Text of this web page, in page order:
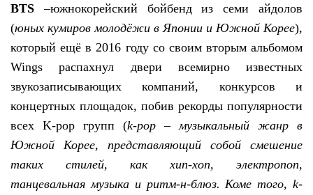
BTS–южнокорейский бойбенд из семи айдолов
(юных кумиров молодёжи в Японии и Южной Корее),
который ещё в 2016 году со своим вторым альбомом
Wings распахнул двери всемирно известных
звукозаписывающих компаний, конкурсов и
концертных площадок, побив рекорды популярности
всех K-pop групп (k-pop – музыкальный жанр в
Южной Корее, представляющий собой смешение
таких стилей, как хип-хоп, электропоп,
танцевальная музыка и ритм-н-блюз. Коме того, k-